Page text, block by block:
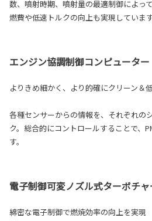
数、噴射時期、噴射量の最適制御によっ
燃費や低速トルクの向上も実現しています
エンジン協調制御コンピューター
よりきめ細かく、より的確にクリーン＆
各種センサーからの情報を、それぞれの
ク。総合的にコントロールすることで、
す。
電子制御可変ノズル式ターボチ
綿密な電子制御で燃焼効率の向上を実現